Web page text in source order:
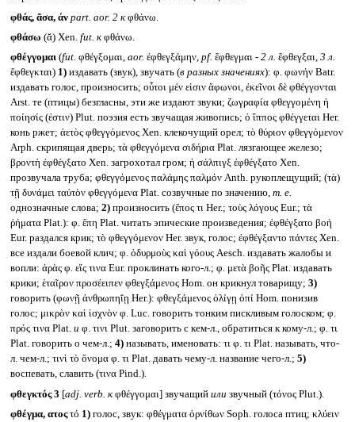
φθάς, ᾶσα, άν part. aor. 2 кφθάνω.
φθάσω (ᾰ) Xen. fut. кφθάνω.
φθέγγομαι (fut. φθέγξομαι, aor. ἐφθεγξάμην, pf. ἔφθεγμαι - 2 л. ἔφθεγξαι, 3 л.
ἔφθεγκται) 1)издавать (звук), звучать (в разных значениях): φ. φωνήν Batr.
издавать голос, произносить; οὗτοι μέν εἰσιν ἄφωνοι, ἐκεῖνοι δὲ φθέγγονται
Arst. те (птицы) безгласны, эти же издают звуки; ζωγραφία φθεγγομένη ἡ
ποίησίς (ἐστιν) Plut. поэзия есть звучащая живопись; ὁ ἵππος φθέγγεται Her.
конь ржет; ἀετὸς φθεγγόμενος Xen. клекочущий орел; τὸ θύριον φθεγγόμενον
Arph. скрипящая дверь; τὰ φθεγγόμενα σιδήρια Plat. лязгающее железо;
βροντὴ ἐφθέγξατο Xen. загрохотал гром; ἡ σάλπιγξ ἐφθέγξατο Xen.
прозвучала труба; φθεγγόμενος παλάμης παλμόν Anth. рукоплещущий; (τὰ)
τῇ δυνάμει ταὐτὸν φθεγγόμενα Plat. созвучные по значению, т. е.
однозначные слова; 2)произносить (ἔπος τι Her.; τοὺς λόγους Eur.; τὰ
ῥήματα Plat.): φ. ἔπη Plat. читать эпические произведения; ἐφθέγξατο βοή
Eur. раздался крик; τὸ φθεγγόμενον Her. звук, голос; ἐφθέγξαντο πάντες Xen.
все издали боевой клич; φ. ὀδυρμοὺς καὶ γόους Aesch. издавать жалобы и
вопли: ἀρὰς φ. εἴς τινα Eur. проклинать кого-л.; φ. μετὰ βοῆς Plat. издавать
крики; ἑταῖρον προσέειπεν φθεγξάμενος Hom. он крикнул товарищу; 3)
говорить (φωνῇ ἀνθρωπηΐῃ Her.): φθεγξάμενος ὀλίγῃ ὀπί Hom. понизив
голос; μικρὸν καὶ ἰσχνὸν φ. Luc. говорить тонким пискливым голоском; φ.
πρός τινα Plat. и φ. τινι Plut. заговорить с кем-л., обратиться к кому-л.; φ. τι
Plat. говорить о чем-л.; 4)называть, именовать: τι φ. τι Plat. называть, что-
л. чем-л.; τινὶ τὸ ὄνομα φ. τι Plat. давать чему-л. название чего-л.; 5)
воспевать, славить (τινα Pind.).
φθεγκτός 3 [adj. verb. кφθέγγομαι] звучащий или звучный (τόνος Plut.).
φθέγμα, ατοςτό 1)голос, звук: φθέγματα ὀρνίθων Soph. голоса птиц; κλύειν